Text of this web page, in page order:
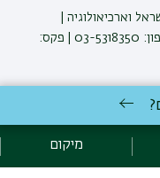
וארכיאולוגיה |
אוניברסיטת בר אילן רמת גן 5290002 | טלפון: 03-5318350 | פקס:
מיקום